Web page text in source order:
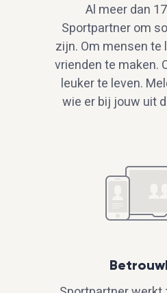
Al meer dan
Sportpartner om
zijn. Om mensen te
vrienden te maken.
leuker te leven.
wie er bij jouw uit